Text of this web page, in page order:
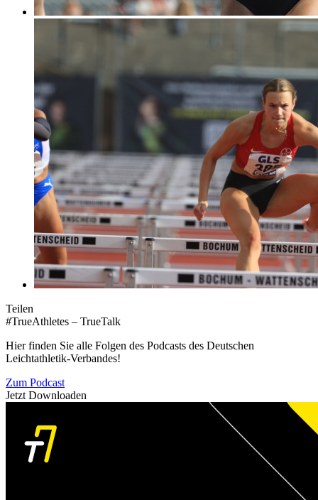
Teilen
#TrueAthletes – TrueTalk
Hier finden Sie alle Folgen des Podcasts des Deutschen
Leichtathletik-Verbandes!
Zum Podcast
Jetzt Downloaden